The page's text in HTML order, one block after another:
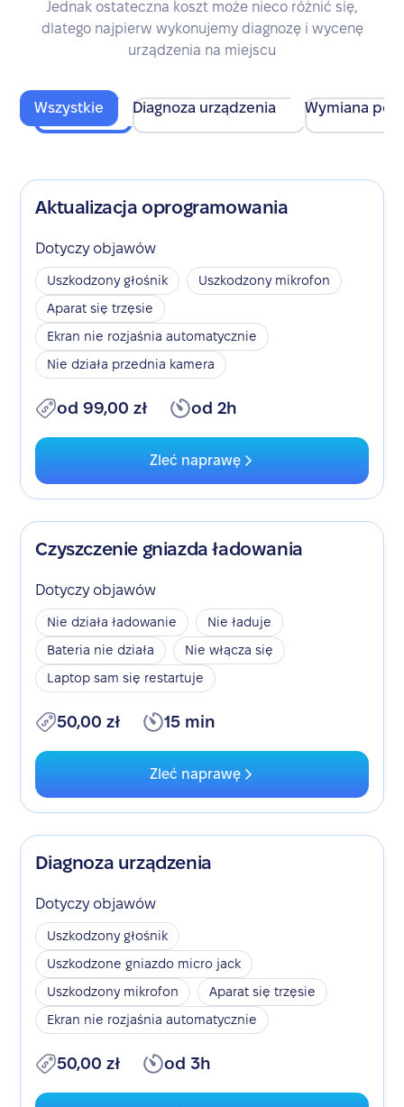
Jednak ostateczna koszt może nieco różnić się,
dlatego najpierw wykonujemy diagnozę i wycenę
urządzenia na miejscu
Wszystkie Diagnoza urządzenia Wymiana
Aktualizacja oprogramowania
Dotyczy objawów
Uszkodzony głośnik
Uszkodzony mikrofon
Aparat się trzęsie
Ekran nie rozjaśnia automatycznie
Nie działa przednia kamera
od 99,00 zł od 2h
Zleć naprawę
Czyszczenie gniazda ładowania
Dotyczy objawów
Nie działa ładowanie
Nie ładuje
Bateria nie działa
Nie włącza się
Laptop sam się restartuje
50,00 zł 15 min
Zleć naprawę
Diagnoza urządzenia
Dotyczy objawów
Uszkodzony głośnik
Uszkodzone gniazdo micro jack
Uszkodzony mikrofon
Aparat się trzęsie
Ekran nie rozjaśnia automatycznie
50,00 zł od 3h